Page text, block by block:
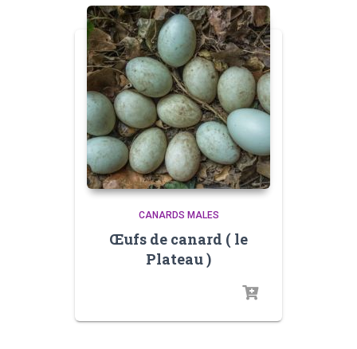
CANARDS MALES
Œufs de canard ( le
Plateau )